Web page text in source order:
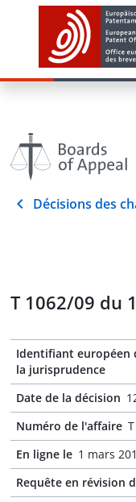
Décisions des
T 1062/09 du
Identifiant européen
la jurisprudence
Date de la décision
Numéro de l'affaire
En ligne le 1 mars
Requête en révision